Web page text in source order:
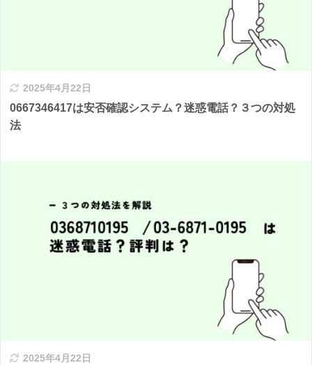
2025年4月22日
0667346417は安否確認システム？迷惑電話？３つの対処
法
2025年4月22日